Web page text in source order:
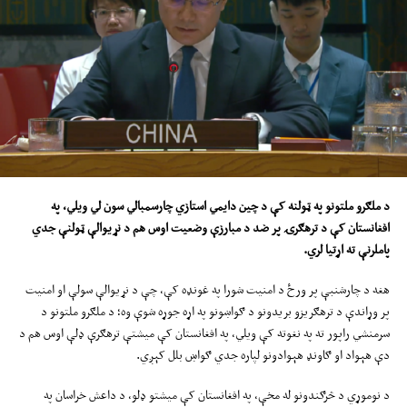
د ملګرو ملتونو پهټولنهکې د چین دایمي استازيچارسمباليسون لي ویلي، په
افغانستان کې د ترهګرۍ پر ضد د مبارزې وضعیت اوسهم د نړیوالې ټولنې جدي
پاملرنې ته اړتیا لري.
هغه د چارشنبې پر ورځ د امنیت شورا په غونډه کې، چې د نړیوالې سولې او امنیت
پر وړاندې د ترهګریزو بریدونو د ګواښونو په اړه جوړه شوې وه؛ د ملګرو ملتونو د
سرمنشي راپور ته په نغوته کې ویلي، په افغانستان کې میشتې ترهګرې ډلې اوس هم د
دې هېواد او ګاونډ هېوادونو لپاره جدي ګواښ بلل کېږي.
د نوموړي د څرګندونو له مخې، په افغانستان کې میشتو ډلو، د داعش خراسان په